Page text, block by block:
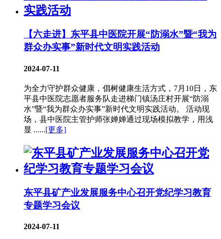
【六走进】东平县中医院开展“防溺水”暨“我为
群众办实事”新时代文明实践活动
2024-07-11
为全力守护群众健康，倡树健康生活方式，7月10日，东
平县中医院志愿者服务队走进梯门镇汤庄村开展“防溺
水”暨“我为群众办实事”新时代文明实践活动。 活动现
场，县中医院主管护师张婵婵通过现场模拟教学，用浅
显 ......[更多]
东平县矿产业发展服务中心召开党纪学习教育
专题学习会议
2024-07-11